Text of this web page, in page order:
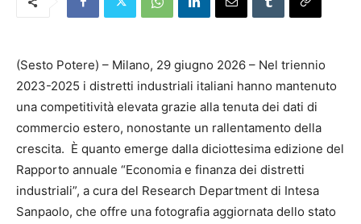
(Sesto Potere) – Milano, 29 giugno 2026 – Nel triennio
2023-2025 i distretti industriali italiani hanno mantenuto
una competitività elevata grazie alla tenuta dei dati di
commercio estero, nonostante un rallentamento della
crescita. È quanto emerge dalla diciottesima edizione del
Rapporto annuale “Economia e finanza dei distretti
industriali”, a cura del Research Department di Intesa
Sanpaolo, che offre una fotografia aggiornata dello stato